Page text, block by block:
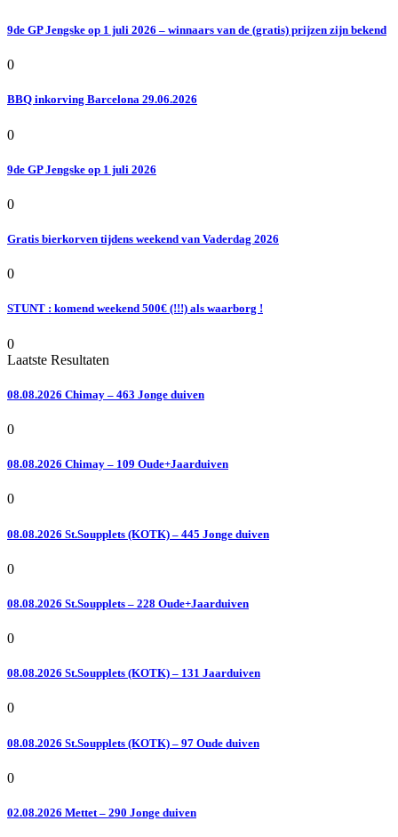
9de GP Jengske op 1 juli 2026 – winnaars van de (gratis) prijzen zijn bekend
0
BBQ inkorving Barcelona 29.06.2026
0
9de GP Jengske op 1 juli 2026
0
Gratis bierkorven tijdens weekend van Vaderdag 2026
0
STUNT : komend weekend 500€ (!!!) als waarborg !
0
Laatste Resultaten
08.08.2026 Chimay – 463 Jonge duiven
0
08.08.2026 Chimay – 109 Oude+Jaarduiven
0
08.08.2026 St.Soupplets (KOTK) – 445 Jonge duiven
0
08.08.2026 St.Soupplets – 228 Oude+Jaarduiven
0
08.08.2026 St.Soupplets (KOTK) – 131 Jaarduiven
0
08.08.2026 St.Soupplets (KOTK) – 97 Oude duiven
0
02.08.2026 Mettet – 290 Jonge duiven